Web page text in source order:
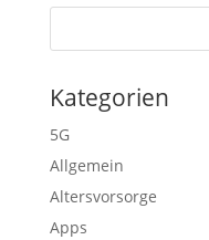
Kategorien
5G
Allgemein
Altersvorsorge
Apps